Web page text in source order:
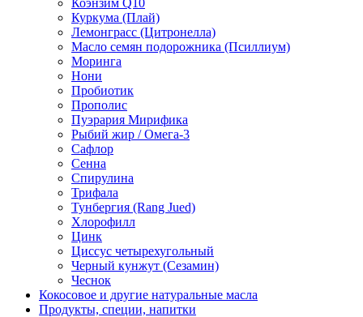
Коэнзим Q10
Куркума (Плай)
Лемонграсс (Цитронелла)
Масло семян подорожника (Псиллиум)
Моринга
Нони
Пробиотик
Прополис
Пуэрария Мирифика
Рыбий жир / Омега-3
Сафлор
Сенна
Спирулина
Трифала
Тунбергия (Rang Jued)
Хлорофилл
Цинк
Циссус четырехугольный
Черный кунжут (Сезамин)
Чеснок
Кокосовое и другие натуральные масла
Продукты, специи, напитки